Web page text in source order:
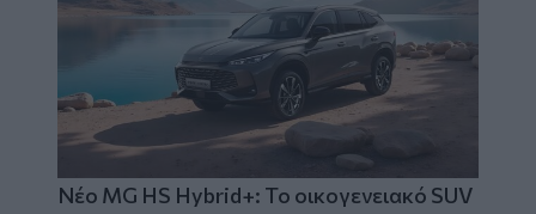
Νέο MG HS Hybrid+: Το οικογενειακό SUV